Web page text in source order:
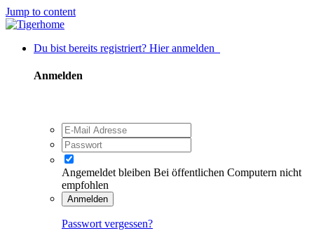
Jump to content
Du bist bereits registriert? Hier anmelden
Anmelden
Angemeldet bleiben Bei öffentlichen Computern nicht
empfohlen
Anmelden
Passwort vergessen?